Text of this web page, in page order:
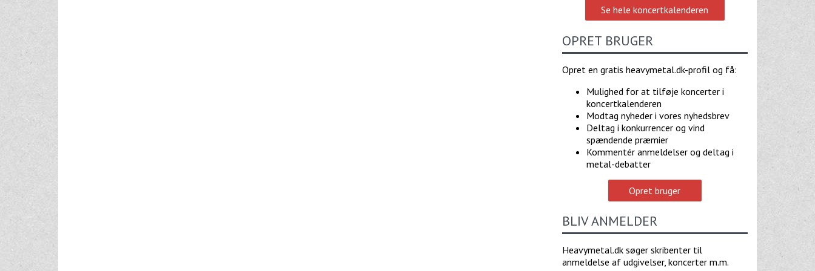
Se hele koncertkalenderen
OPRET BRUGER
Opret en gratis heavymetal.dk-profil og få:
Mulighed for at tilføje koncerter i
koncertkalenderen
Modtag nyheder i vores nyhedsbrev
Deltag i konkurrencer og vind
spændende præmier
Kommentér anmeldelser og deltag i
metal-debatter
Opret bruger
BLIV ANMELDER
Heavymetal.dk søger skribenter til
anmeldelse af udgivelser, koncerter m.m.